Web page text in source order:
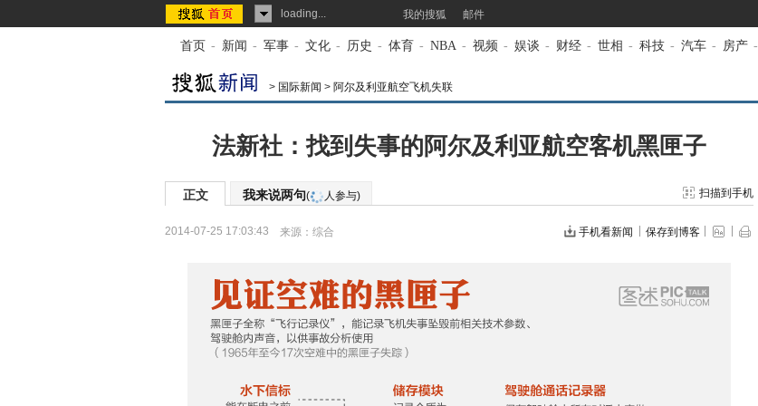
loading... 我的搜狐 邮件
首页 - 新闻 - 军事 - 文化 - 历史 - 体育 - NBA - 视频 - 娱谈 - 财经 - 世相 - 科技 - 汽车 - 房产 -
> 国际新闻 > 阿尔及利亚航空飞机失联
法新社：找到失事的阿尔及利亚航空客机黑匣子
正文 我来说两句( 人参与) 扫描到手机
2014-07-25 17:03:43 来源： 综合 手机看新闻 保存到博客